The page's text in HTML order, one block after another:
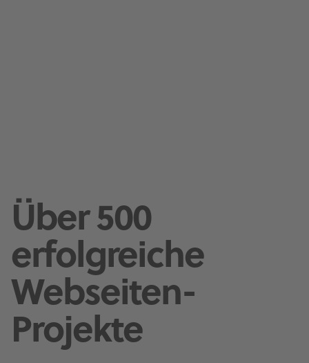
Über 500
erfolgreiche
Webseiten-
Projekte